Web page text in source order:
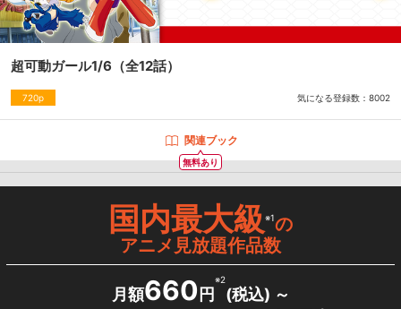
超可動ガール1/6 （全12話）
720p 気になる登録数： 8002
無料あり
関連ブック
国内最大級※1の
アニメ見放題作品数
月額660 円
※2
(税込) ～